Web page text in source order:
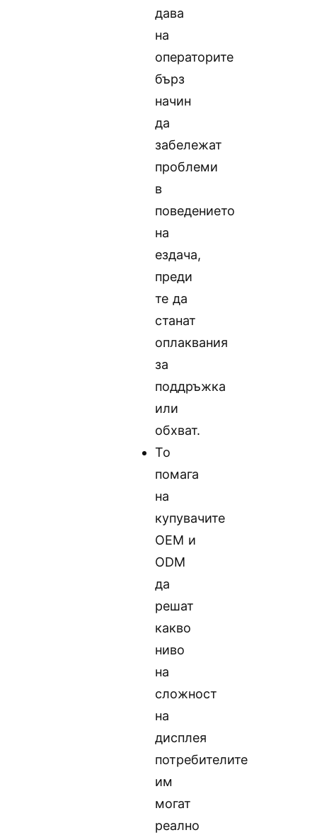
дава
на
операторите
бърз
начин
да
забележат
проблеми
в
поведението
на
ездача,
преди
те да
станат
оплаквания
за
поддръжка
или
обхват.
То
помага
на
купувачите
OEM и
ODM
да
решат
какво
ниво
на
сложност
на
дисплея
потребителите
им
могат
реално